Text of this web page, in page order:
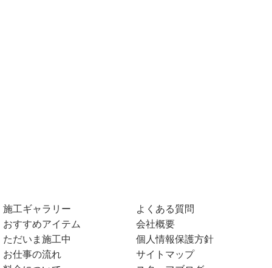
施工ギャラリー
おすすめアイテム
ただいま施工中
お仕事の流れ
よくある質問
会社概要
個人情報保護方針
サイトマップ